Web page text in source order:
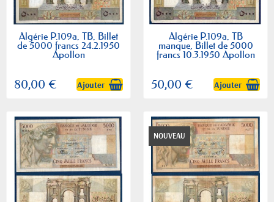
Algérie P.109a, TB, Billet
de 5000 francs 24.2.1950
Apollon
80,00 € Ajouter
Algérie P.109a, TB
manque, Billet de 5000
francs 10.3.1950 Apollon
50,00 € Ajouter
NOUVEAU